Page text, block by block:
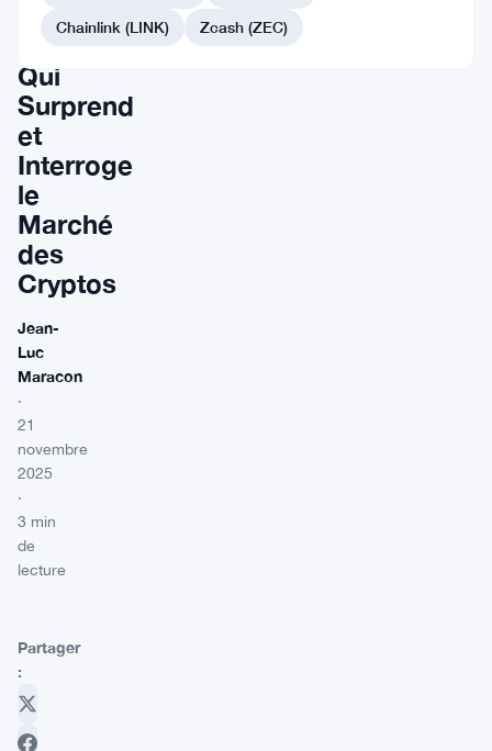
Une
Résilience
Qui
Surprend
et
Interroge
le
Marché
des
Cryptos
Jean-
Luc
Maracon
·
21
novembre
2025
·
3 min
de
lecture
Partager
:
Chainlink (LINK)
Zcash (ZEC)